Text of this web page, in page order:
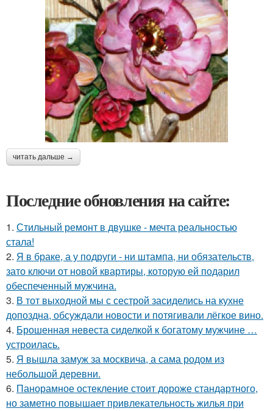
читать дальше →
Последние обновления на сайте:
1. Стильный ремонт в двушке - мечта реальностью
стала!
2. Я в браке, а у подруги - ни штампа, ни обязательств,
зато ключи от новой квартиры, которую ей подарил
обеспеченный мужчина.
3. В тот выходной мы с сестрой засиделись на кухне
допоздна, обсуждали новости и потягивали лёгкое вино.
4. Брошенная невеста сиделкой к богатому мужчине …
устроилась.
5. Я вышла замуж за москвича, а сама родом из
небольшой деревни.
6. Панорамное остекление стоит дороже стандартного,
но заметно повышает привлекательность жилья при